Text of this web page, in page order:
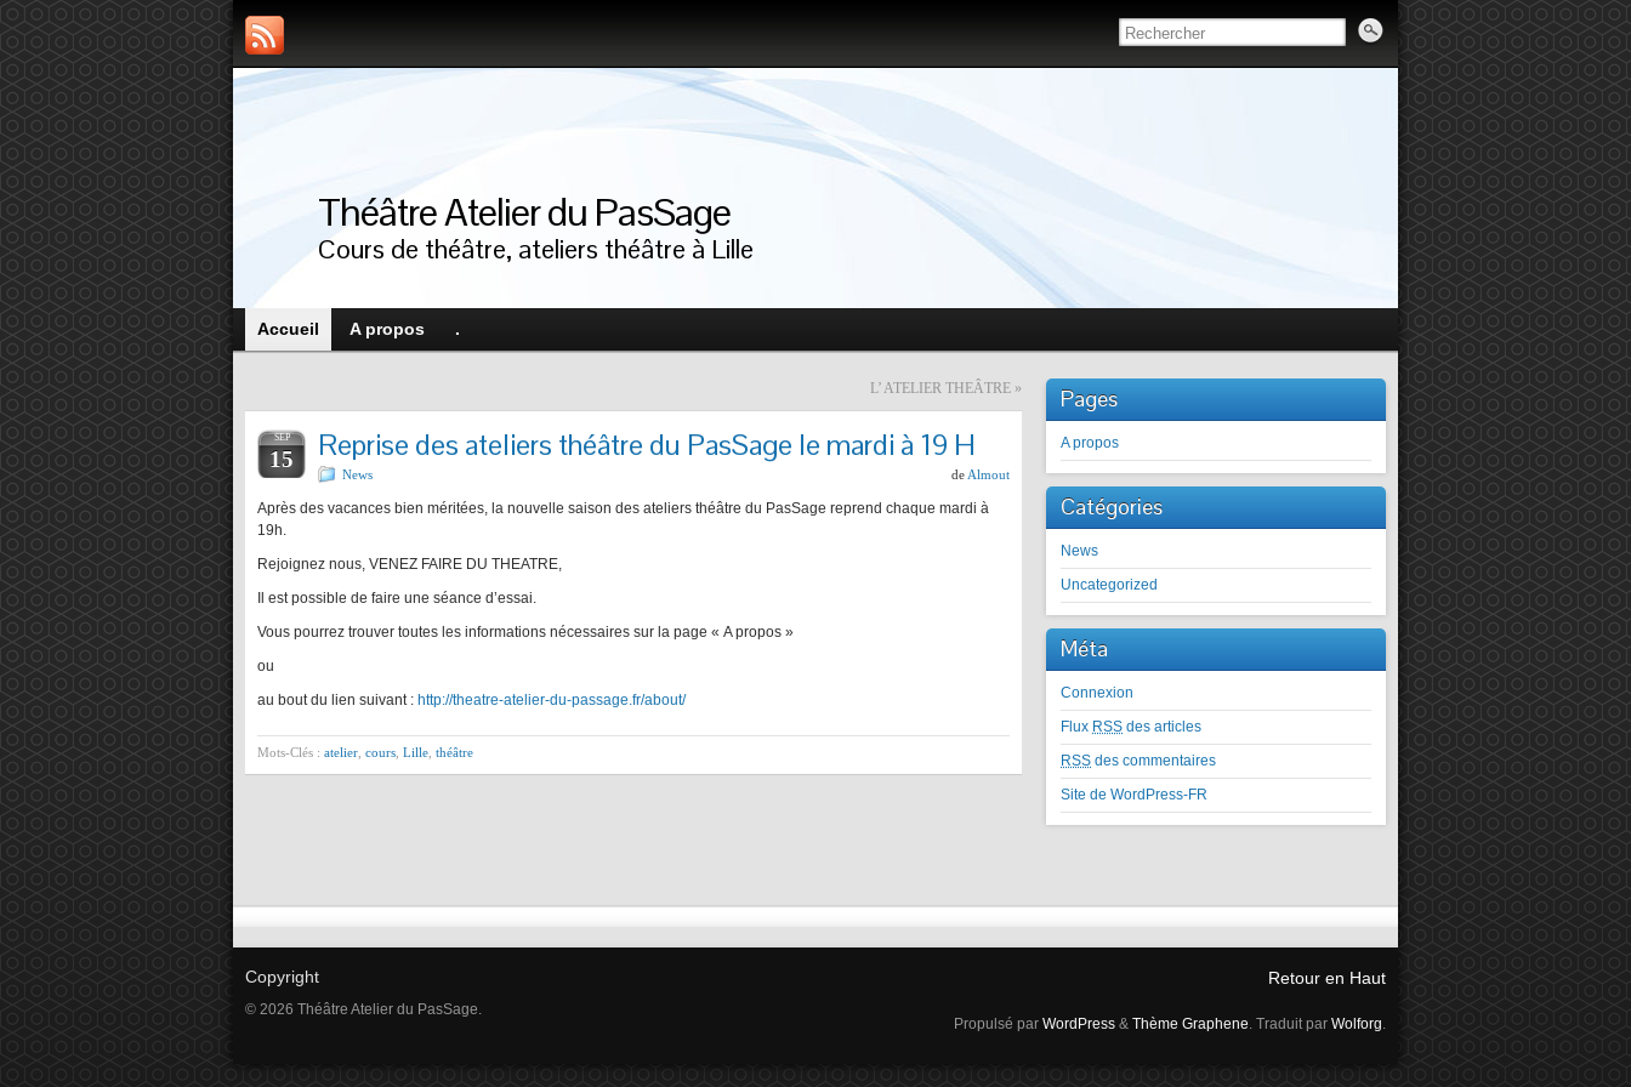
Théâtre Atelier du PasSage
Cours de théâtre, ateliers théâtre à Lille
Accueil A propos .
L’ ATELIER THEÂTRE »
SEP
15 Reprise des ateliers théâtre du PasSage le mardi à 19 H
News de Almout
Après des vacances bien méritées, la nouvelle saison des ateliers théâtre du PasSage reprend chaque mardi à
19h.
Rejoignez nous, VENEZ FAIRE DU THEATRE,
Il est possible de faire une séance d’essai.
Vous pourrez trouver toutes les informations nécessaires sur la page « A propos »
ou
au bout du lien suivant : http://theatre-atelier-du-passage.fr/about/
Mots-Clés : atelier cours Lille théâtre
Pages
A propos
Catégories
News
Uncategorized
Méta
Connexion
Flux RSS des articles
RSS des commentaires
Site de WordPress-FR
Copyright
© 2026 Théâtre Atelier du PasSage.
Retour en Haut
Propulsé par WordPress & Thème Graphene. Traduit par Wolforg.